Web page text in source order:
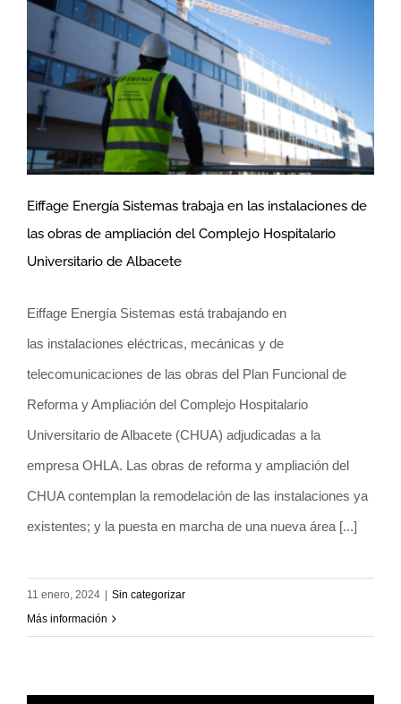
Eiffage Energía Sistemas trabaja en las
instalaciones de las obras de
ampliación del Complejo Hospitalario
Universitario de Albacete
Eiffage Energía Sistemas trabaja en las instalaciones de
las obras de ampliación del Complejo Hospitalario
Universitario de Albacete
Eiffage Energía Sistemas está trabajando en
las instalaciones eléctricas, mecánicas y de
telecomunicaciones de las obras del Plan Funcional de
Reforma y Ampliación del Complejo Hospitalario
Universitario de Albacete (CHUA) adjudicadas a la
empresa OHLA. Las obras de reforma y ampliación del
CHUA contemplan la remodelación de las instalaciones ya
existentes; y la puesta en marcha de una nueva área [...]
11 enero, 2024
Sin categorizar
Más información